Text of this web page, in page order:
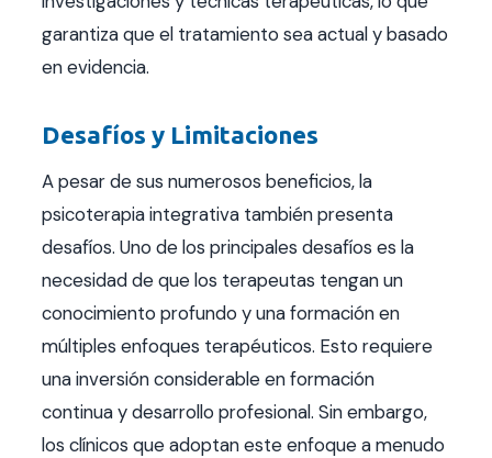
garantiza que el tratamiento sea actual y basado
en evidencia.
Desafíos y Limitaciones
A pesar de sus numerosos beneficios, la
psicoterapia integrativa también presenta
desafíos. Uno de los principales desafíos es la
necesidad de que los terapeutas tengan un
conocimiento profundo y una formación en
múltiples enfoques terapéuticos. Esto requiere
una inversión considerable en formación
continua y desarrollo profesional. Sin embargo,
los clínicos que adoptan este enfoque a menudo